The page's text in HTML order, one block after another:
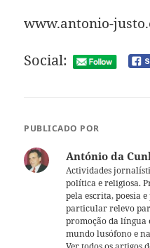
www.antonio-
Social:
PUBLICADO POR
António da
Actividades
política e religiosa.
pela escrita, poesia
particular relevo
promoção da língua
mundo lusófono e